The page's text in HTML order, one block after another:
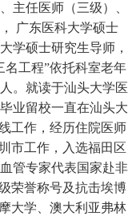
主任医师（三级）、
广东医科大学硕士
学硕士研究生导师，
名工程”依托科室老年
。就读于汕头大学医
业留校一直在汕头大
工作，经历住院医师
市工作，入选福田区
管专家代表国家赴非
荣誉称号及抗击埃博
大学、澳大利亚弗林